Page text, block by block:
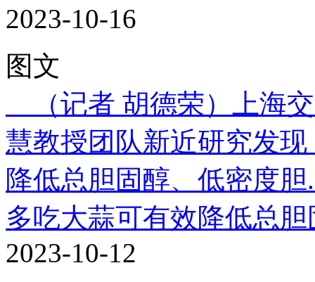
2023-10-16
图文
（记者 胡德荣）上海
慧教授团队新近研究发
降低总胆固醇、低密度胆
多吃大蒜可有效降低总胆
2023-10-12